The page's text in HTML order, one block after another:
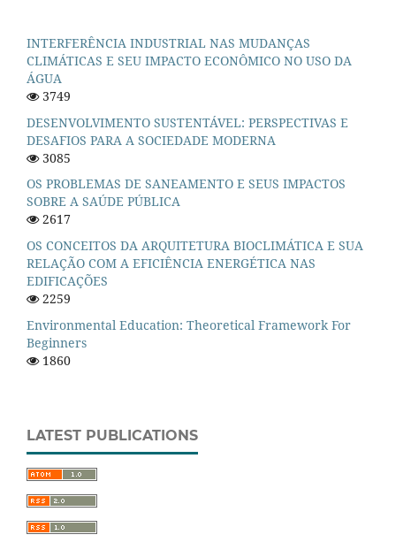
INTERFERÊNCIA INDUSTRIAL NAS MUDANÇAS
CLIMÁTICAS E SEU IMPACTO ECONÔMICO NO USO DA
ÁGUA
3749
DESENVOLVIMENTO SUSTENTÁVEL: PERSPECTIVAS E
DESAFIOS PARA A SOCIEDADE MODERNA
3085
OS PROBLEMAS DE SANEAMENTO E SEUS IMPACTOS
SOBRE A SAÚDE PÚBLICA
2617
OS CONCEITOS DA ARQUITETURA BIOCLIMÁTICA E SUA
RELAÇÃO COM A EFICIÊNCIA ENERGÉTICA NAS
EDIFICAÇÕES
2259
Environmental Education: Theoretical Framework For
Beginners
1860
LATEST PUBLICATIONS